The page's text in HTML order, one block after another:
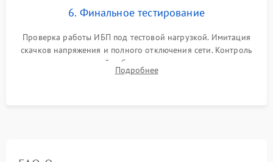
6. Финальное тестирование
Проверка работы ИБП под тестовой нагрузкой. Имитация
скачков напряжения и полного отключения сети. Контроль
времени автономной работы, температурного режима и
корректности формы выходного сигнала.
Подробнее